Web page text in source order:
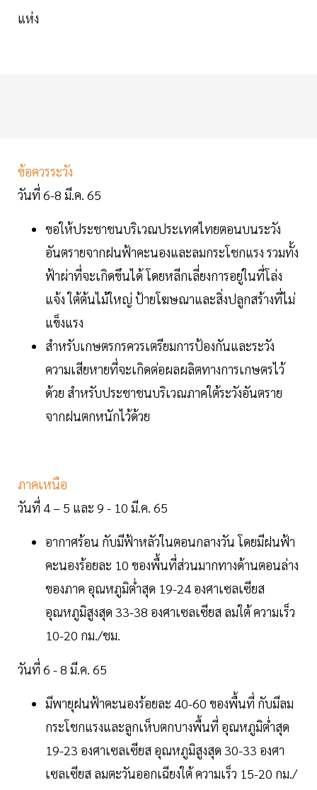
แห่ง
ข้อควรระวัง
วันที่ 6-8 มี.ค. 65
ขอให้ประชาชนบริเวณประเทศไทยตอนบนระวัง
อันตรายจากฝนฟ้าคะนองและลมกระโชกแรง รวมทั้ง
ฟ้าผ่าที่จะเกิดขึนได้ โดยหลีกเลี่ยงการอยู่ในที่โล่ง
แจ้ง ใต้ต้นไม้ใหญ่ ป้ายโฆษณาและสิ่งปลูกสร้างที่ไม่
แข็งแรง
สำหรับเกษตรกรควรเตรียมการป้องกันและระวัง
ความเสียหายที่จะเกิดต่อผลผลิตทางการเกษตรไว้
ด้วย สำหรับประชาชนบริเวณภาคใต้ระวังอันตราย
จากฝนตกหนักไว้ด้วย
ภาคเหนือ
วันที่ 4 – 5 และ 9 - 10 มี.ค. 65
อากาศร้อน กับมีฟ้าหลัวในตอนกลางวัน โดยมีฝนฟ้า
คะนองร้อยละ 10 ของพื้นที่ส่วนมากทางด้านตอนล่าง
ของภาค อุณหภูมิต่ำสุด 19-24 องศาเซลเซียส
อุณหภูมิสูงสุด 33-38 องศาเซลเซียส ลมใต้ ความเร็ว
10-20 กม./ชม.
วันที่ 6 - 8 มี.ค. 65
มีพายุฝนฟ้าคะนองร้อยละ 40-60 ของพื้นที่ กับมีลม
กระโชกแรงและลูกเห็บตกบางพื้นที่ อุณหภูมิต่ำสุด
19-23 องศาเซลเซียส อุณหภูมิสูงสุด 30-33 องศา
เซลเซียส ลมตะวันออกเฉียงใต้ ความเร็ว 15-20 กม./